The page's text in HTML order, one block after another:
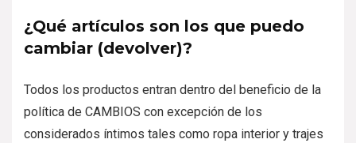
¿Qué artículos son los que puedo
cambiar (devolver)?
Todos los productos entran dentro del beneficio de la
política de CAMBIOS con excepción de los
considerados íntimos tales como ropa interior y trajes